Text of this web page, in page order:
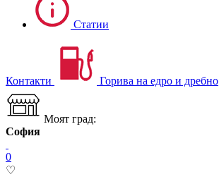
Статии
Контакти Горива на едро и дребно
Моят град:
София
0
♡